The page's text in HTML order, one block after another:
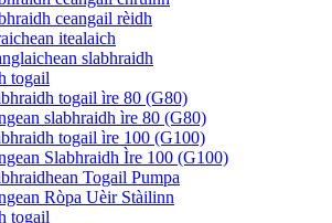
ceangail rèidh
itealaich
slabhraidh
togail
togail ìre 80 (G80)
slabhraidh ìre 80 (G80)
togail ìre 100 (G100)
Slabhraidh Ìre 100 (G100)
Togail Pumpa
Ròpa Uèir Stàilinn
togail